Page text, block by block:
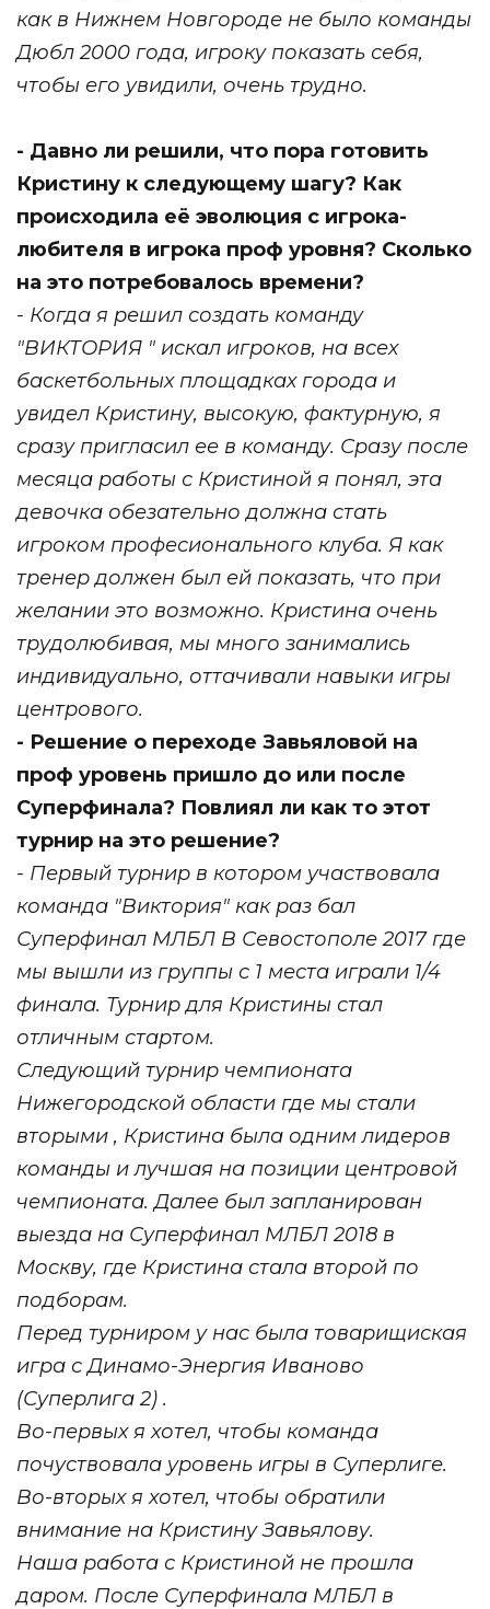
как в Нижнем Новгороде не было команды
Дюбл 2000 года, игроку показать себя,
чтобы его увидили, очень трудно.
- Давно ли решили, что пора готовить
Кристину к следующему шагу? Как
происходила её эволюция с игрока-
любителя в игрока проф уровня? Сколько
на это потребовалось времени?
- Когда я решил создать команду
"ВИКТОРИЯ " искал игроков, на всех
баскетбольных площадках города и
увидел Кристину, высокую, фактурную, я
сразу пригласил ее в команду. Сразу после
месяца работы с Кристиной я понял, эта
девочка обезательно должна стать
игроком професионального клуба. Я как
тренер должен был ей показать, что при
желании это возможно. Кристина очень
трудолюбивая, мы много занимались
индивидуально, оттачивали навыки игры
центрового.
- Решение о переходе Завьяловой на
проф уровень пришло до или после
Суперфинала? Повлиял ли как то этот
турнир на это решение?
- Первый турнир в котором участвовала
команда "Виктория" как раз бал
Суперфинал МЛБЛ В Севостополе 2017 где
мы вышли из группы с 1 места играли 1/4
финала. Турнир для Кристины стал
отличным стартом.
Следующий турнир чемпионата
Нижегородской области где мы стали
вторыми , Кристина была одним лидеров
команды и лучшая на позиции центровой
чемпионата.Далее был запланирован
выезда на Суперфинал МЛБЛ 2018 в
Москву, где Кристина стала второй по
подборам.
Перед турниром у нас была товарищиская
игра с Динамо-Энергия Иваново
(Суперлига 2) .
Во-первых я хотел, чтобы команда
почуствовала уровень игры в Суперлиге.
Во-вторых я хотел, чтобы обратили
внимание на Кристину Завьялову.
Наша работа с Кристиной не прошла
даром. После Суперфинала МЛБЛ в